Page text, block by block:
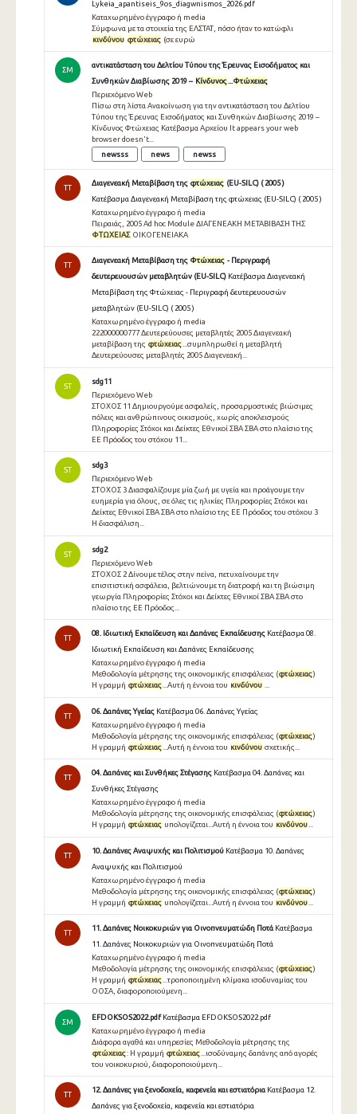
Lykeia_apantiseis_9os_diagwnismos_2026.pdf
Καταχωρημένο έγγραφο ή media
Σύμφωνα με τα στοιχεία της ΕΛΣΤΑΤ, πόσο ήταν το κατώφλι
κινδύνου φτώχειας (σε ευρώ
ΣΜ
αντικατάσταση του Δελτίου Τύπου της Έρευνας Εισοδήματος και
Συνθηκών Διαβίωσης 2019 – Κίνδυνος...Φτώχειας
Περιεχόμενο Web
Πίσω στη λίστα Ανακοίνωση για την αντικατάσταση του Δελτίου
Τύπου της Έρευνας Εισοδήματος και Συνθηκών Διαβίωσης 2019 –
Κίνδυνος Φτώχειας Κατέβασμα Αρχείου It appears your web
browser doesn't...
newsss
news newss
TT
Διαγενεακή Μεταβίβαση της φτώχειας (EU-SILC) ( 2005 )
Κατέβασμα Διαγενεακή Μεταβίβαση της φτώχειας (EU-SILC) ( 2005 )
Καταχωρημένο έγγραφο ή media
Πειραιάς, 2005 Αd hoc Module ΔΙΑΓΕΝΕΑΚΗ ΜΕΤΑΒΙΒΑΣΗ ΤΗΣ
ΦΤΩΧΕΙΑΣΟΙΚΟΓΕΝΕΙΑΚΑ
TT
Διαγενεακή Μεταβίβαση της Φτώχειας - Περιγραφή
δευτερευουσών μεταβλητών (EU-SILC) Κατέβασμα Διαγενεακή
Μεταβίβαση της Φτώχειας - Περιγραφή δευτερευουσών
μεταβλητών (EU-SILC) ( 2005 )
Καταχωρημένο έγγραφο ή media
222000000777 Δευτερεύουσες μεταβλητές 2005 Διαγενεακή
μεταβίβαση της φτώχειας...συμπληρωθεί η μεταβλητή
Δευτερεύουσες μεταβλητές 2005 Διαγενεακή...
ST
sdg11
Περιεχόμενο Web
ΣΤΟΧΟΣ 11 Δημιουργούμε ασφαλείς, προσαρμοστικές βιώσιμες
πόλεις και ανθρώπινους οικισμούς, χωρίς αποκλεισμούς
Πληροφορίες Στόχοι και Δείκτες Εθνικοί ΣΒΑ ΣΒΑ στο πλαίσιο της
ΕΕ Πρόοδος του στόχου 11...
ST
sdg3
Περιεχόμενο Web
ΣΤΟΧΟΣ 3 Διασφαλίζουμε μία ζωή με υγεία και προάγουμε την
ευημερία για όλους, σε όλες τις ηλικίες Πληροφορίες Στόχοι και
Δείκτες Εθνικοί ΣΒΑ ΣΒΑ στο πλαίσιο της ΕΕ Πρόοδος του στόχου 3
Η διασφάλιση...
ST
sdg2
Περιεχόμενο Web
ΣΤΟΧΟΣ 2 Δίνουμε τέλος στην πείνα, πετυχαίνουμε την
επισιτιστική ασφάλεια, βελτιώνουμε τη διατροφή και τη βιώσιμη
γεωργία Πληροφορίες Στόχοι και Δείκτες Εθνικοί ΣΒΑ ΣΒΑ στο
πλαίσιο της ΕΕ Πρόοδος...
TT
08. Ιδιωτική Εκπαίδευση και Δαπάνες Εκπαίδευσης Κατέβασμα 08.
Ιδιωτική Εκπαίδευση και Δαπάνες Εκπαίδευσης
Καταχωρημένο έγγραφο ή media
Μεθοδολογία µέτρησης της οικονοµικής επισφάλειας (φτώχειας)
Η γραµµή φτώχειας...Αυτή η έννοια του κινδύνου ...
TT
06. Δαπάνες Υγείας Κατέβασμα 06. Δαπάνες Υγείας
Καταχωρημένο έγγραφο ή media
Μεθοδολογία µέτρησης της οικονοµικής επισφάλειας (φτώχειας)
Η γραµµή φτώχειας ...Αυτή η έννοια του κινδύνου σχετικής...
TT
04. Δαπάνες και Συνθήκες Στέγασης Κατέβασμα 04. Δαπάνες και
Συνθήκες Στέγασης
Καταχωρημένο έγγραφο ή media
Μεθοδολογία μέτρησης της οικονομικής επισφάλειας (φτώχειας)
Η γραμμή φτώχειας υπολογίζεται...Αυτή η έννοια του κινδύνου...
TT
10. Δαπάνες Αναψυχής και Πολιτισμού Κατέβασμα 10. Δαπάνες
Αναψυχής και Πολιτισμού
Καταχωρημένο έγγραφο ή media
Μεθοδολογία μέτρησης της οικονομικής επισφάλειας (φτώχειας)
Η γραμμή φτώχειας υπολογίζεται...Αυτή η έννοια του κινδύνου
TT
11. Δαπάνες Νοικοκυριών για Οινοπνευματώδη Ποτά Κατέβασμα
11. Δαπάνες Νοικοκυριών για Οινοπνευματώδη Ποτά
Καταχωρημένο έγγραφο ή media
Μεθοδολογία μέτρησης της οικονομικής επισφάλειας (φτώχειας)
Η γραμμή φτώχειας...τροποποιημένη κλίμακα ισοδυναμίας του
ΟΟΣΑ, διαφοροποιούμενη...
ΣΜ
EFDOKSOS2022.pdf Κατέβασμα EFDOKSOS2022.pdf
Καταχωρημένο έγγραφο ή media
Διάφορα αγαθά και υπηρεσίες Μεθοδολογία μέτρησης της
φτώχειας: Η γραμμή φτώχειας ...ισοδύναμης δαπάνης από αγορές
του νοικοκυριού, διαφοροποιούμενη...
TT
12. Δαπάνες για ξενοδοχεία, καφενεία και εστιατόρια Κατέβασμα 12.
Δαπάνες για ξενοδοχεία, καφενεία και εστιατόρια